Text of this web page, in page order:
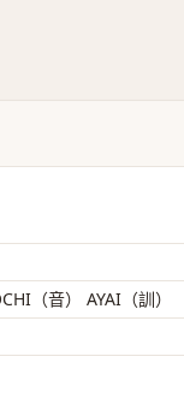
（音） AYAI（訓）